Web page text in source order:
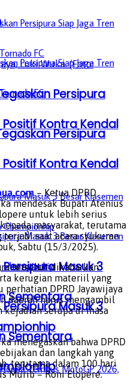
Persipura
Kontra Kendal
Masuk 3
Sementara
Persipura
Kontra Kendal
Masuk 3
Sementara
Luki Wuka. (Foto:
– Ketua DPRD
mendesak Bupati Atenius
untuk lebih serius
masyarakat, terutama
saat acara syukuran
Sabtu (15/3/2025).
tersebut dikabarkan
kerugian materiil yang
DPRD Jayawijaya
daerah harus mengambil
kejadian serupa di masa
menegaskan bahwa DPRD
dan langkah yang
terutama dalam 100 hari
Murib – Roni Elopere.